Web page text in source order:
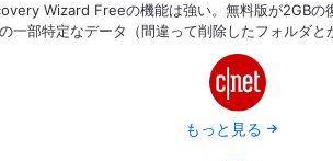
Wizard Freeの機能は強い。無料版が2GBの
一部特定なデータ（間違って削除したフォルダ
もっと見る